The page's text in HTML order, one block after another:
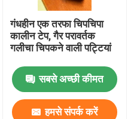
गंधहीन एक तरफा चिपचिपा
कालीन टेप, गैर परावर्तक
गलीचा चिपकने वाली पट्टियां
सबसे अच्छी कीमत
हमसे संपर्क करें